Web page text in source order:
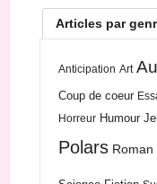
Articles par
Anticipation Art
Coup de coeur
Horreur Humour
Polars Roman